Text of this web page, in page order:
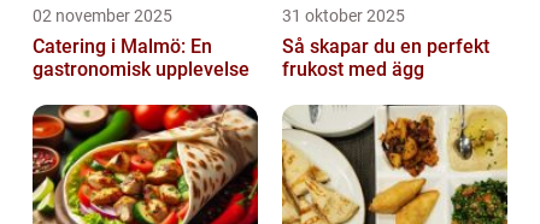
02 november 2025
Catering i Malmö: En
gastronomisk upplevelse
31 oktober 2025
Så skapar du en perfekt
frukost med ägg